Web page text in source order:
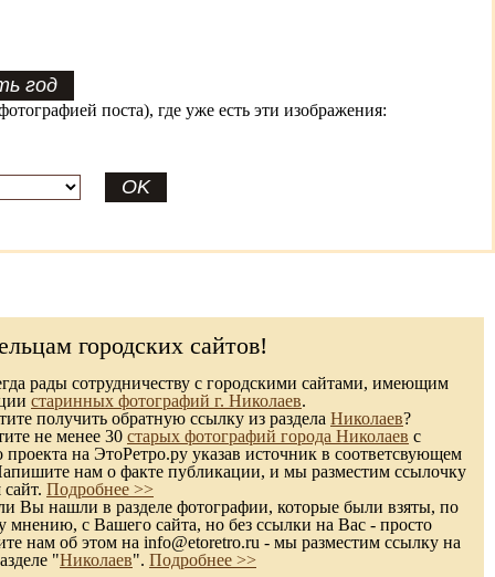
поста), где уже есть эти изображения:
городских сайтов!
рады сотрудничеству с городскими сайтами, имеющим
старинных фотографий г. Николаев.
получить обратную ссылку из раздела Николаев?
не менее 30 старых фотографий города Николаев с
на ЭтоРетро.ру указав источник в соответсвующем
нам о факте публикации, и мы разместим ссылочку
Подробнее >>
Вы нашли в разделе фотографии, которые были взяты, по
мнению, с Вашего сайта, но без ссылки на Вас - просто
нам об этом на info@etoretro.ru - мы разместим ссылку на
"Николаев". Подробнее >>